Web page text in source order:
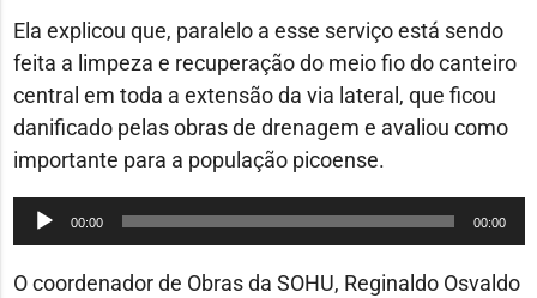
áudio
Ela explicou que, paralelo a esse serviço está sendo
feita a limpeza e recuperação do meio fio do canteiro
central em toda a extensão da via lateral, que ficou
danificado pelas obras de drenagem e avaliou como
importante para a população picoense.
Tocador
de
áudio
00:00 00:00
O coordenador de Obras da SOHU, Reginaldo Osvaldo